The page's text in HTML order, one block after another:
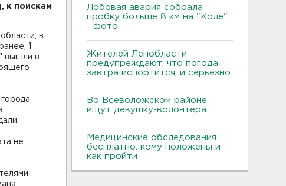
к поискам
в
1
вышли в
не
Лобовая авария собрала
пробку больше 8 км на "Коле"
- фото
Жителей Ленобласти
предупреждают, что погода
завтра испортится, и серьезно
Во Всеволожском районе
ищут девушку-волонтера
Медицинские обследования
бесплатно: кому положены и
как пройти